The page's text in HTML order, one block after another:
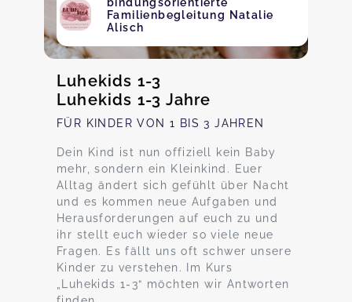
Familienbegleitung Natalie
Alisch
Luhekids 1-3
Luhekids 1-3 Jahre
FÜR KINDER VON 1 BIS 3 JAHREN
Dein Kind ist nun offiziell kein Baby
mehr, sondern ein Kleinkind. Euer
Alltag ändert sich gefühlt über Nacht
und es kommen neue Aufgaben und
Herausforderungen auf euch zu und
ihr stellt euch wieder so viele neue
Fragen. Es fällt uns oft schwer unsere
Kinder zu verstehen. Im Kurs
„Luhekids 1-3“ möchten wir Antworten